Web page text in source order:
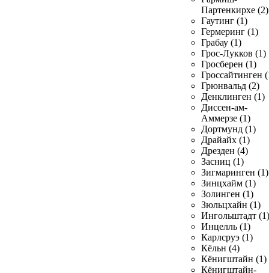
Партенкирхе (2)
Гаутинг (1)
Гермеринг (1)
Грабау (1)
Грос-Лукков (1)
Гросберен (1)
Гроссайтинген
Грюнвальд (2)
Денклинген (1)
Диссен-ам-
Аммерзе (1)
Дортмунд (1)
Драйайх (1)
Дрезден (4)
Засниц (1)
Зигмаринген (1)
Зинцхайм (1)
Золинген (1)
Зюльцхайн (1)
Ингольштадт (1)
Инцелль (1)
Карлсруэ (1)
Кёльн (4)
Кёнигштайн (1)
Кёнигштайн-